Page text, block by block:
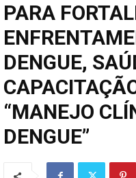
PARA
DENGUE,
“MANEJO
DENGUE”